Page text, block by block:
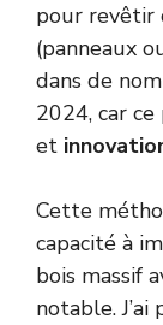
pour revêtir
(panneaux
dans de
2024, car
et
Cette
capacité à
bois massif
notable.